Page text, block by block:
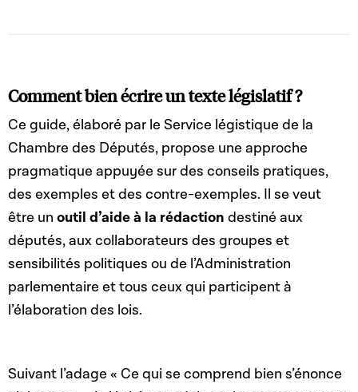
Comment bien écrire un texte législatif ?
Ce guide, élaboré par le Service légistique de la
Chambre des Députés, propose une approche
pragmatique appuyée sur des conseils pratiques,
des exemples et des contre-exemples. Il se veut
être un outil d’aide à la rédaction destiné aux
députés, aux collaborateurs des groupes et
sensibilités politiques ou de l’Administration
parlementaire et tous ceux qui participent à
l’élaboration des lois.
Suivant l’adage « Ce qui se comprend bien s’énonce